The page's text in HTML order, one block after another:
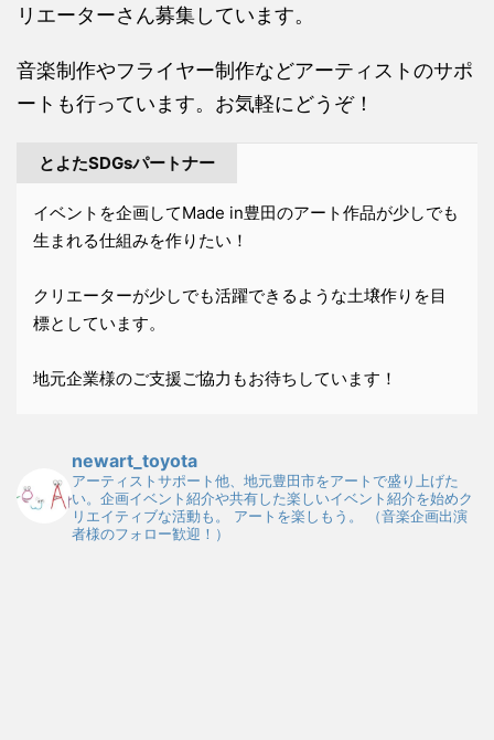
リエーターさん募集しています。
音楽制作やフライヤー制作などアーティストのサポ
ートも行っています。お気軽にどうぞ！
とよたSDGsパートナー
イベントを企画してMade in豊田のアート作品が少しでも
生まれる仕組みを作りたい！
クリエーターが少しでも活躍できるような土壌作りを目
標としています。
地元企業様のご支援ご協力もお待ちしています！
newart_toyota
アーティストサポート他、地元豊田市をアートで盛り上げた
い。企画イベント紹介や共有した楽しいイベント紹介を始めク
リエイティブな活動も。
アートを楽しもう。
（音楽企画出演
者様のフォロー歓迎！）